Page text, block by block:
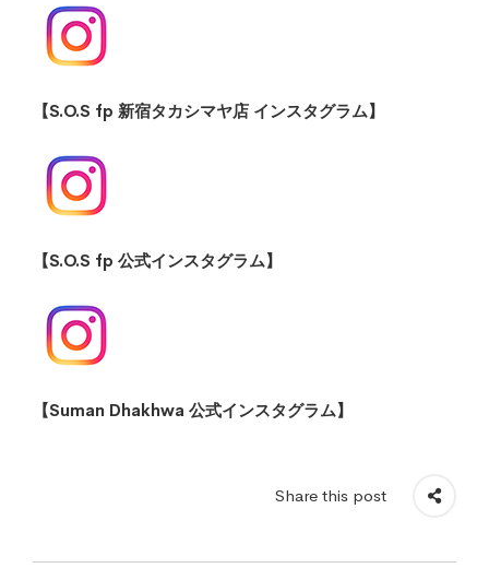
【S.O.S fp 新宿タカシマヤ店 インスタグラム】
【S.O.S fp 公式インスタグラム】
【Suman Dhakhwa 公式インスタグラム】
Share this post